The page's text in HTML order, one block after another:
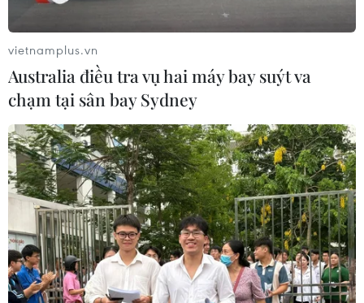
vietnamplus.vn
Australia điều tra vụ hai máy bay suýt va
chạm tại sân bay Sydney